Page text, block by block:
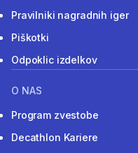
Pravilniki nagradnih iger
Piškotki
Odpoklic izdelkov
O NAS
Program zvestobe
Decathlon Kariere